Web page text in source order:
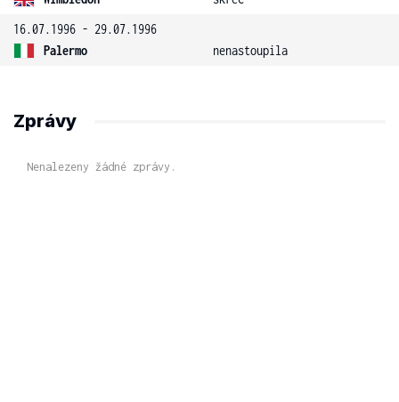
16.07.1996 - 29.07.1996
Palermo
nenastoupila
Zprávy
Nenalezeny žádné zprávy.